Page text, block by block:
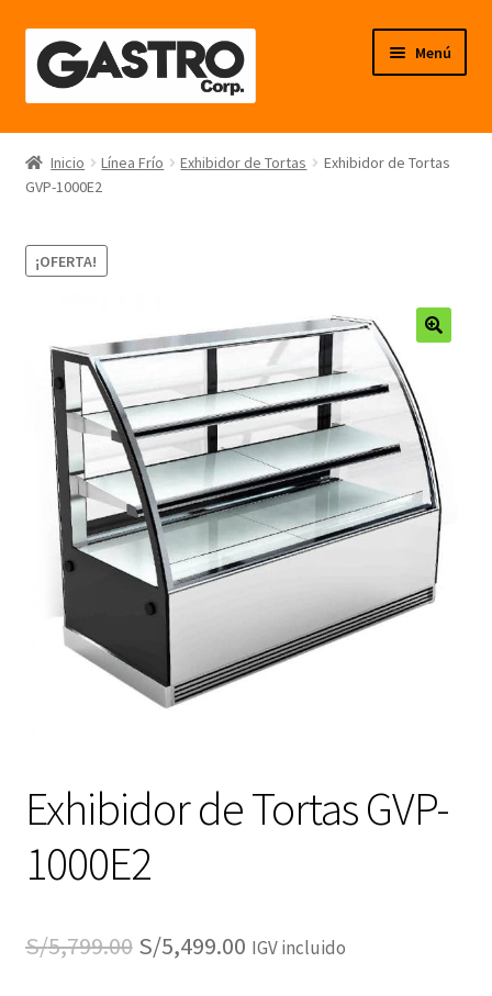
al
contenido
Menú
Línea Frío
Línea Calor
Línea Neutro
Línea Carpintería Metálica
Línea Fibra de Vidrio
Inicio Línea Frío Exhibidor de Tortas
Exhibidor de Tortas
GVP-1000E2
¡OFERTA!
Exhibidor de Tortas GVP-
1000E2
S/5,799.00 El
S/5,499.00ElIGV incluido